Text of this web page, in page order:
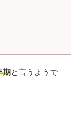
期と言うようで